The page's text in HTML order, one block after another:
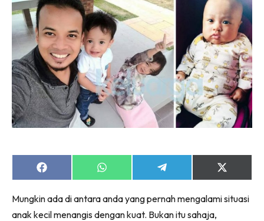
Share
on
Share
on
Share
on
Share
on
(Twitter)
Mungkin ada di antara anda yang pernah mengalami situasi
anak kecil menangis dengan kuat. Bukan itu sahaja,